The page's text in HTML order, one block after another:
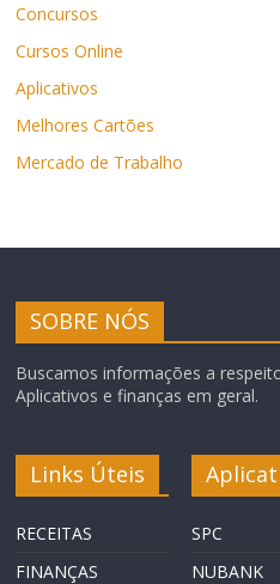
Concursos
Cursos Online
Aplicativos
Melhores Cartões
Mercado de Trabalho
SOBRE NÓS
Buscamos informações a
Aplicativos e finanças em geral.
Links Úteis
RECEITAS
FINANÇAS
SPC
NUBANK